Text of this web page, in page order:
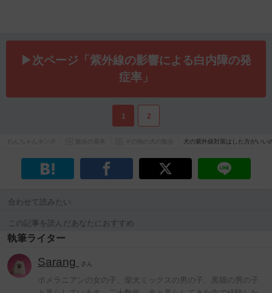
▶次ページ「紫外線の影響による白内障の発
症率」
1 2
その他の犬の散歩 犬の紫外線対策はした方がいい
合わせて読みたい
この記事を読んだあなたにおすすめ
執筆ライター
Sarang さん
ポメラニアンの女の子、柴犬ミックスの男の子、黒猫の男の子